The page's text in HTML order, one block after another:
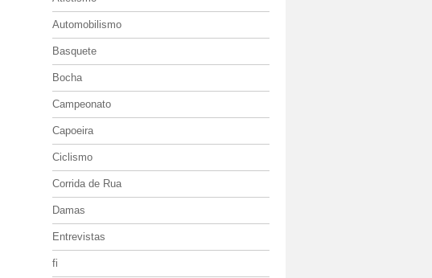
Automobilismo
Basquete
Bocha
Campeonato
Capoeira
Ciclismo
Corrida de Rua
Damas
Entrevistas
fi